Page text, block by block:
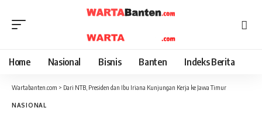
Home Nasional Bisnis Banten Indeks Berita
Wartabanten.com > Dari NTB, Presiden dan Ibu Iriana Kunjungan Kerja ke Jawa Timur
NASIONAL